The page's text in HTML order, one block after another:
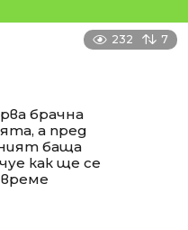
232 7
брачна
а пред
баща
как ще се